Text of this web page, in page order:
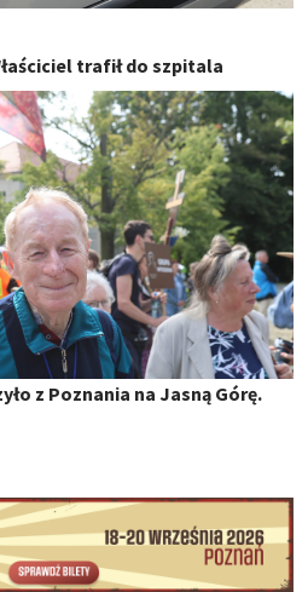
trafił do szpitala
z Poznania na Jasną Górę.